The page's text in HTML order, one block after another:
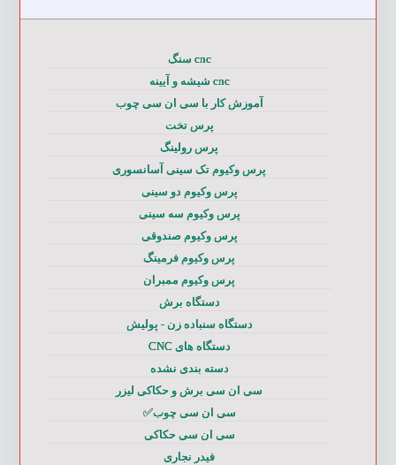
cnc سنگ
cnc شیشه و آیینه
آموزش کار با سی ان سی چوب
پرس تخت
پرس رولینگ
پرس وکیوم تک سینی آسانسوری
پرس وکیوم دو سینی
پرس وکیوم سه سینی
پرس وکیوم صندوقی
پرس وکیوم فرمینگ
پرس وکیوم ممبران
دستگاه برش
دستگاه سنباده زن - پولیش
دستگاه های CNC
دسته بندی نشده
سی ان سی برش و حکاکی لیزر
سی ان سی چوب✅
سی ان سی حکاکی
فیدر نجاری